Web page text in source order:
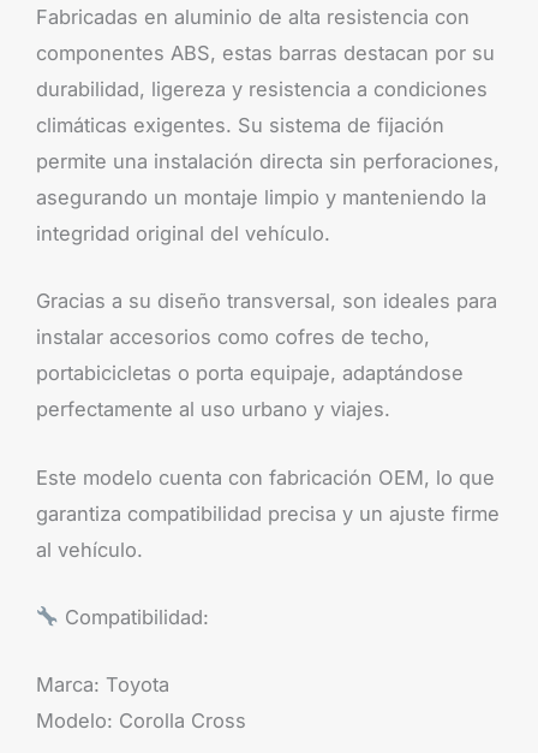
Fabricadas en aluminio de alta resistencia con
componentes ABS, estas barras destacan por su
durabilidad, ligereza y resistencia a condiciones
climáticas exigentes. Su sistema de fijación
permite una instalación directa sin perforaciones,
asegurando un montaje limpio y manteniendo la
integridad original del vehículo.
Gracias a su diseño transversal, son ideales para
instalar accesorios como cofres de techo,
portabicicletas o porta equipaje, adaptándose
perfectamente al uso urbano y viajes.
Este modelo cuenta con fabricación OEM, lo que
garantiza compatibilidad precisa y un ajuste firme
al vehículo.
Compatibilidad:
Marca: Toyota
Modelo: Corolla Cross